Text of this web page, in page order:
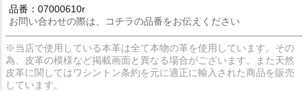
品番：07000610r
お問い合わせの際は、コチラの品番をお伝えください
※当店で使用している本革は全て本物の革を使用しています。その
為、皮革の模様など掲載画面と異なる場合がございます。また天然
皮革に関してはワシントン条約を元に適正に輸入された商品を販売
しています。